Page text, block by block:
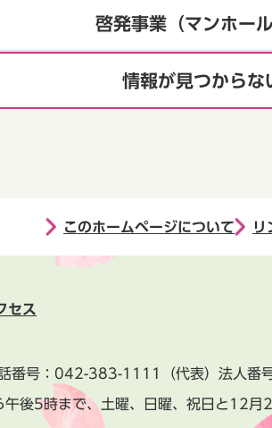
啓発事業（マンホー
情報が見つからな
このホームページについて リ
セス
番号： 042-383-1111 （代表） 法人番
後5時まで、土曜、日曜、祝日と 12月